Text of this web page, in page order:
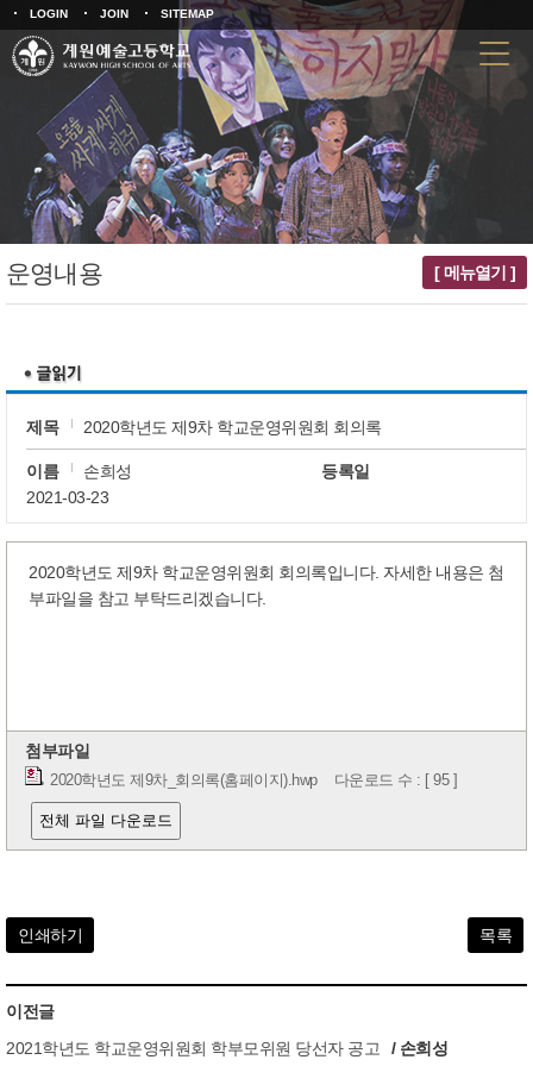
LOGIN JOIN SITEMAP
운영내용 [ 메뉴열기 ]
제목 2020학년도 제9차 학교운영위원회 회의록
이름 손희성
등록일
2021-03-23
2020학년도 제9차 학교운영위원회 회의록입니다. 자세한 내용은 첨
부파일을 참고 부탁드리겠습니다.
첨부파일
2020학년도 제9차_회의록(홈페이지).hwp다운로드 수 : [ 95 ]
전체 파일 다운로드
인쇄하기 목록
이전글
2021학년도 학교운영위원회 학부모위원 당선자 공고
/ 손희성